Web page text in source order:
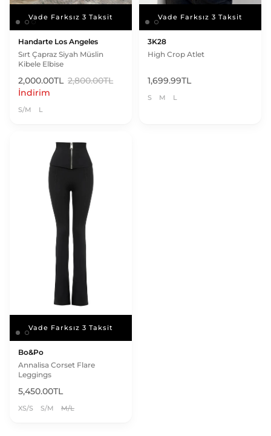
Vade Farksız 3 Taksit
Vade Farksız 3 Taksit
Handarte Los Angeles
Sırt Çapraz Siyah Müslin
Kibele Elbise
2,000.00TL 2,800.00TL
İndirim
S/M L
Vade Farksız 3 Taksit
Vade Farksız 3 Taksit
3K28
High Crop Atlet
1,699.99TL
S M L
Vade Farksız 3 Taksit
Vade Farksız 3 Taksit
Bo&Po
Annalisa Corset Flare
Leggings
5,450.00TL
XS/S S/M M/L